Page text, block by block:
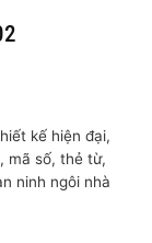
kế hiện đại,
mã số, thẻ từ,
ninh ngôi nhà